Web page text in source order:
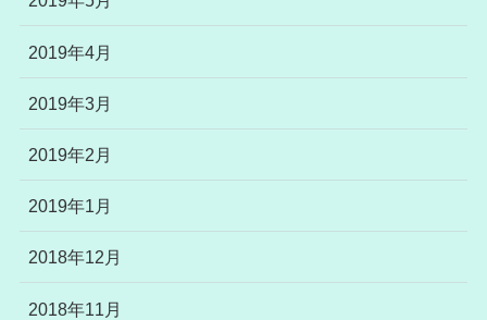
2019年4月
2019年3月
2019年2月
2019年1月
2018年12月
2018年11月